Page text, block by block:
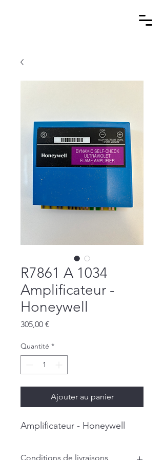
R7861 A 1034
Amplificateur -
Honeywell
305,00 €
Quantité *
Ajouter au panier
Amplificateur - Honeywell
Conditions de livraisons